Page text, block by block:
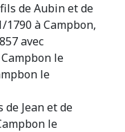
de Aubin et de
1790 à Campbon,
avec
le
le
de Jean et de
le